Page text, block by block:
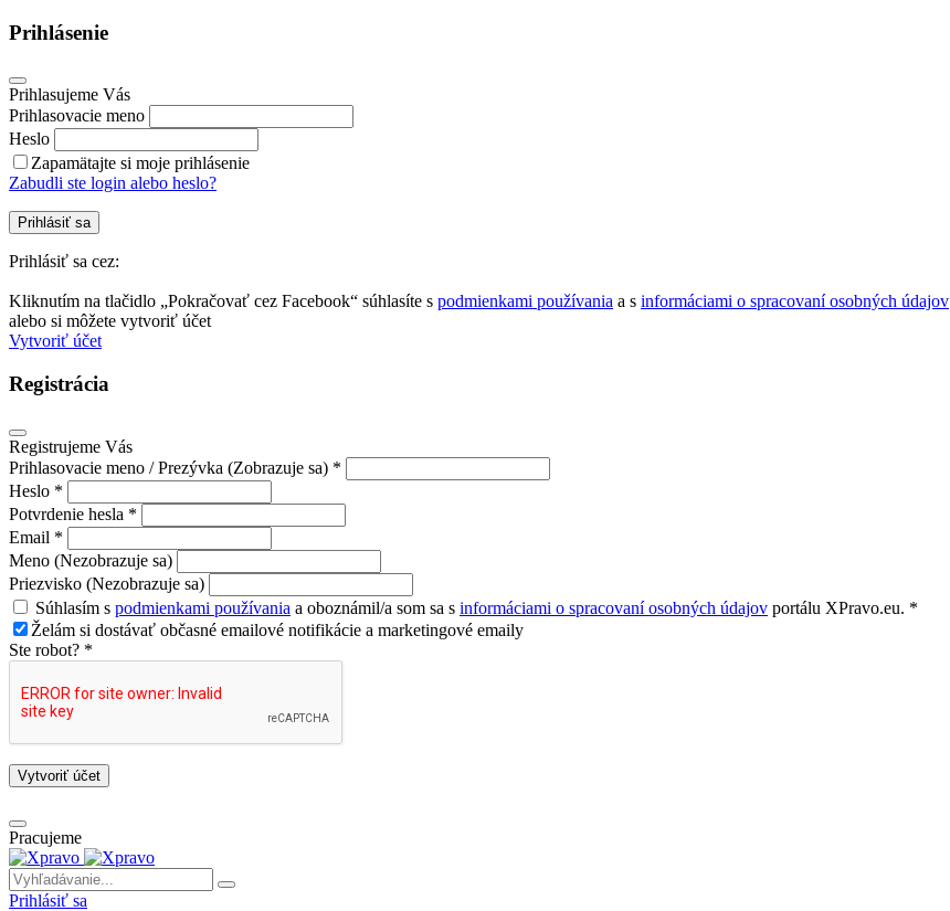
Prihlásenie
Prihlasujeme Vás
Prihlasovacie meno
Heslo
Zapamätajte si moje prihlásenie
Zabudli ste login alebo heslo?
Prihlásiť sa
Prihlásiť sa cez:
Kliknutím na tlačidlo „Pokračovať cez Facebook“ súhlasíte s podmienkami používania a s informáciami o spracovaní osobných údajov
alebo si môžete vytvoriť účet
Vytvoriť účet
Registrácia
Registrujeme Vás
Prihlasovacie meno / Prezývka (Zobrazuje sa) *
Heslo *
Potvrdenie hesla *
Email *
Meno (Nezobrazuje sa)
Priezvisko (Nezobrazuje sa)
Súhlasím s podmienkami používania a oboznámil/a som sa s informáciami o spracovaní osobných údajov portálu XPravo.eu. *
Želám si dostávať občasné emailové notifikácie a marketingové emaily
Ste robot? *
Vytvoriť účet
Pracujeme
Prihlásiť sa